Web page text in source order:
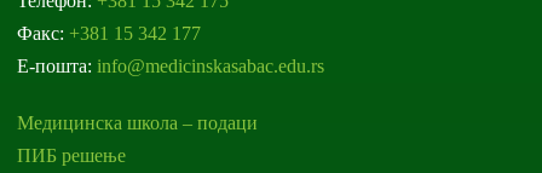
Факс: +381 15 342 177
Е-пошта:info@medicinskasabac.edu.rs
Медицинска школа – подаци
ПИБ решење